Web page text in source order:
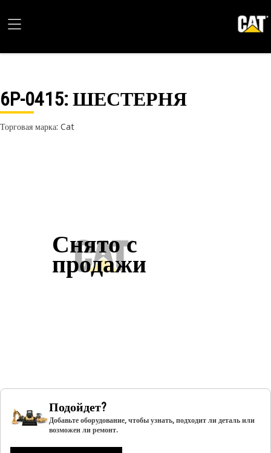
6P-0415: ШЕСТЕРНЯ
Торговая марка: Cat
Снято с
продажи
Подойдет?
Добавьте оборудование, чтобы узнать, подходит ли деталь или
возможен ли ремонт.